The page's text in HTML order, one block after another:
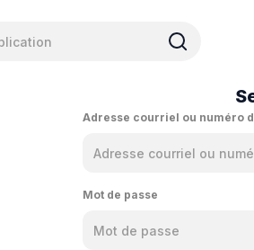
Adresse courriel ou numéro
Mot de passe